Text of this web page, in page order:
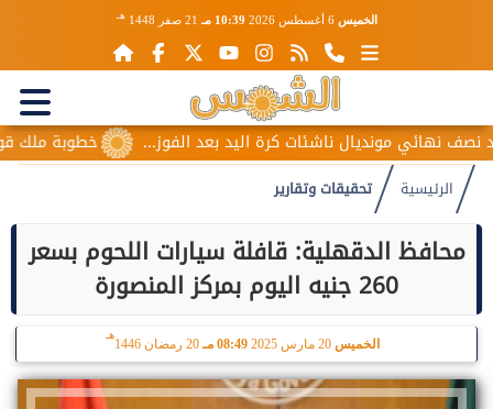
الخميس 6 أغسطس 2026 10:39 مـ 21 صفر 1448 هـ
خطوبة ملك قورة ويوسف ناشئات كرة اليد بعد الفوز...
الرئيسية تحقيقات وتقارير
محافظ الدقهلية: قافلة سيارات اللحوم بسعر
260 جنيه اليوم بمركز المنصورة
الخميس 20 مارس 2025 08:49 مـ 20 رمضان 1446
هـ